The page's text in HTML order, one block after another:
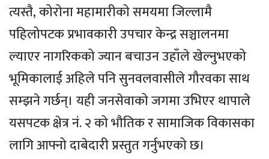
त्यस्तै, कोरोना महामारीको समयमा जिल्लामै
पहिलोपटक प्रभावकारी उपचार केन्द्र सञ्चालनमा
ल्याएर नागरिकको ज्यान बचाउन उहाँले खेल्नुभएको
भूमिकालाई अहिले पनि सुनवलवासीले गौरवका साथ
सम्झने गर्छन्। यही जनसेवाको जगमा उभिएर थापाले
यसपटक क्षेत्र नं. २ को भौतिक र सामाजिक विकासका
लागि आफ्नो दाबेदारी प्रस्तुत गर्नुभएको छ।